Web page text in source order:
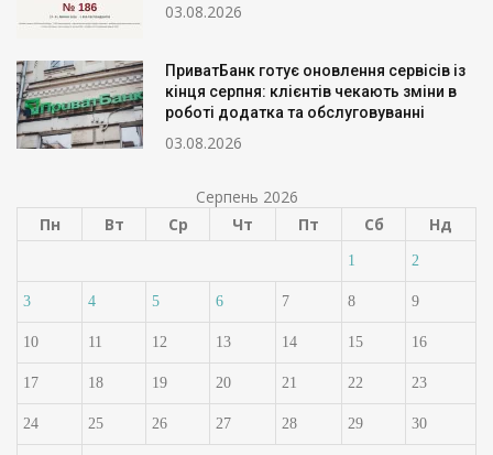
03.08.2026
ПриватБанк готує оновлення сервісів із
кінця серпня: клієнтів чекають зміни в
роботі додатка та обслуговуванні
03.08.2026
Серпень 2026
Пн
Вт Ср Чт Пт Сб Нд
1 2
3 4 5 6 7 8 9
10 11 12 13 14 15 16
17 18 19 20 21 22 23
24 25 26 27 28 29 30